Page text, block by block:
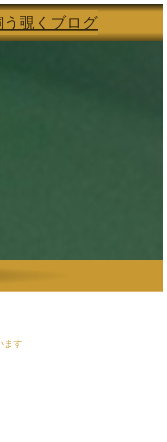
覗く ブログ
ます